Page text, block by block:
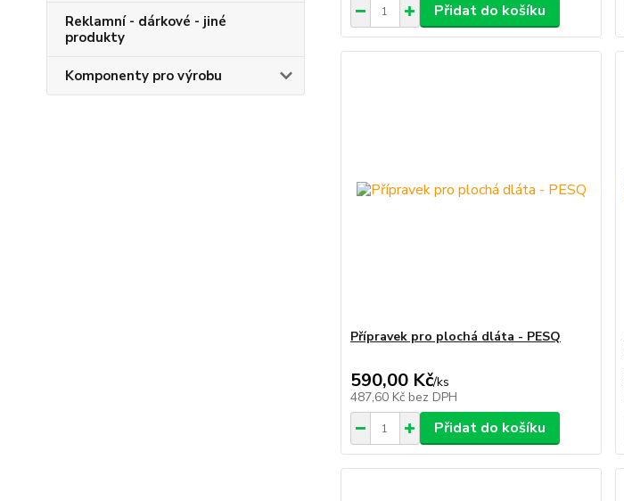
Reklamní - dárkové - jiné
produkty
Komponenty pro výrobu
Přidat do košíku
Přípravek pro plochá dláta - PESQ
590,00 Kč/ks
487,60 Kč bez DPH
Přidat do košíku